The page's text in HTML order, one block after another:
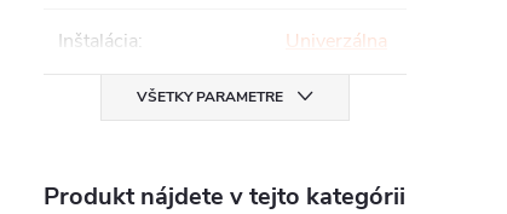
Inštalácia: Univerzálna
VŠETKY PARAMETRE
Produkt nájdete v tejto kategórii